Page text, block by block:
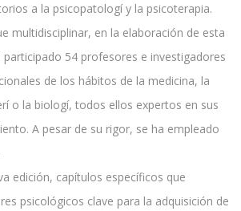
a la psicopatologí y la psicoterapia.
multidisciplinar, en la elaboración de esta
participado 54 profesores e investigadores
de los hábitos de la medicina, la
o la biologí, todos ellos expertos en sus
A pesar de su rigor, se ha empleado
edición, capítulos específicos que
psicológicos clave para la adquisición de